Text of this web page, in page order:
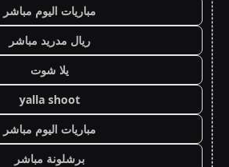
مباريات اليوم مباشر
ريال مدريد مباشر
يلا شوت
yalla shoot
مباريات اليوم مباشر
برشلونة مباشر